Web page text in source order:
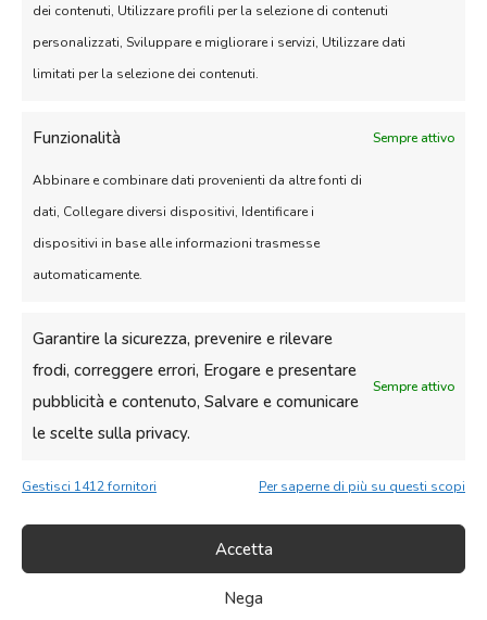
dei contenuti, Utilizzare profili per la selezione di contenuti
personalizzati, Sviluppare e migliorare i servizi, Utilizzare dati
limitati per la selezione dei contenuti.
Funzionalità Sempre attivo
Abbinare e combinare dati provenienti da altre fonti di
dati, Collegare diversi dispositivi, Identificare i
dispositivi in base alle informazioni trasmesse
automaticamente.
Garantire la sicurezza, prevenire e rilevare
frodi, correggere errori, Erogare e presentare
pubblicità e contenuto, Salvare e comunicare
le scelte sulla privacy.
Sempre attivo
Gestisci 1412 fornitori Per saperne di più su questi scopi
Accetta
Nega
NASTRO MODULARE
SPESSORE 11MM
FINITURA A GRIGLIA